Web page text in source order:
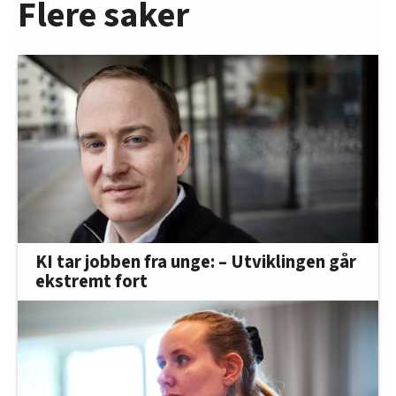
Flere saker
KI tar jobben fra unge: – Utviklingen går
ekstremt fort